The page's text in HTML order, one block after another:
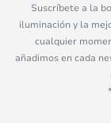
Suscríbete a la
iluminación y la
cualquier
añadimos en cada